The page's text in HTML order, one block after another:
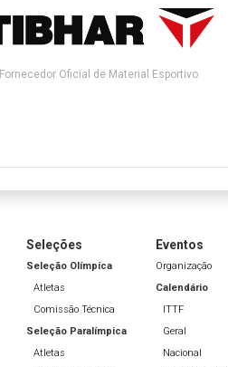
Fornecedor Oficial de Material Esportivo
Seleções
Seleção Olímpíca
Atletas
Comissão Técnica
Seleção Paralímpica
Atletas
Eventos
Organização
Calendário
ITTF
Geral
Nacional